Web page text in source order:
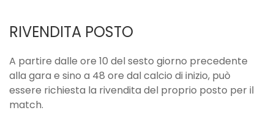
RIVENDITA POSTO
A partire dalle ore 10 del sesto giorno precedente
alla gara e sino a 48 ore dal calcio di inizio, può
essere richiesta la rivendita del proprio posto per il
match.